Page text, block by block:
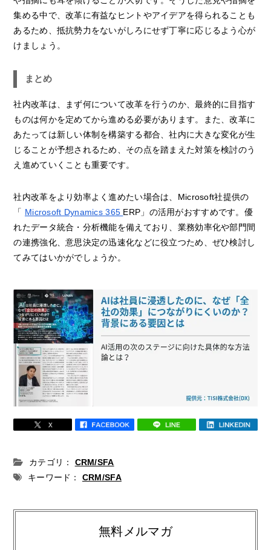
集める中で、改革に有益なヒントやアイデアを得られることも
あるため、抵抗勢力をないがしろにせず丁寧に応じるよう心が
けましょう。
まとめ
社内改革は、まず何について改革を行うのか、最終的に目指す
ものは何かを定めてから進める必要があります。また、改革に
あたっては新しい体制を構築する都合、社内に大きな変化が生
じることが予想されるため、その点を踏まえた対策を検討のう
え進めていくことも重要です。
社内改革をより効率よく進めたい場合は、Microsoft社提供の
「 Microsoft Dynamics 365 ERP」の活用がおすすめです。優
れたデータ統合・分析機能を備えており、業務効率化や部門間
の連携強化、意思決定の迅速化などに役立つため、ぜひ検討し
てみてはいかがでしょうか。
カテゴリ：
CRM/SFA
キーワード：
CRM/SFA
無料メルマガ